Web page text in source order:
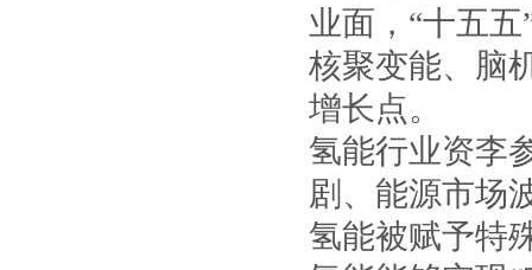
业面，“十五
核聚变能、脑
增长点。
氢能行业资李
剧、能源市场
氢能被赋予特